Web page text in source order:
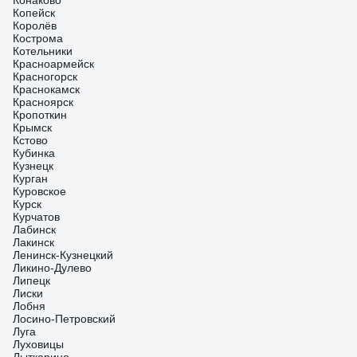
Копейск
Королёв
Кострома
Котельники
Красноармейск
Красногорск
Краснокамск
Красноярск
Кропоткин
Крымск
Кстово
Кубинка
Кузнецк
Курган
Куровское
Курск
Курчатов
Лабинск
Лакинск
Ленинск-Кузнецкий
Ликино-Дулево
Липецк
Лиски
Лобня
Лосино-Петровский
Луга
Луховицы